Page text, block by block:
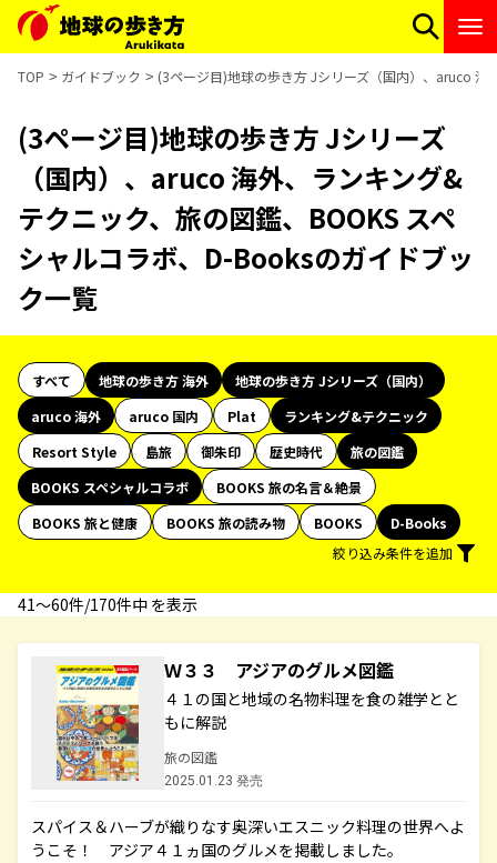
TOP ガイドブック (3ページ目)地球の歩き方 Jシリーズ（国内）、aruco
(3ページ目)地球の歩き方 Jシリーズ
（国内）、aruco 海外、ランキング&
テクニック、旅の図鑑、BOOKS スペ
シャルコラボ、D-Booksのガイドブッ
ク一覧
すべて 地球の歩き方 海外
地球の歩き方 Jシリーズ（国内）
aruco 海外
aruco 国内 Plat
ランキング&テクニック
Resort Style
島旅 御朱印 歴史時代
旅の図鑑
BOOKS スペシャルコラボ
BOOKS 旅の名言＆絶景
BOOKS 旅と健康
BOOKS 旅の読み物 BOOKS
D-Books
絞り込み条件を追加
41〜60件/170件中 を表示
Ｗ３３ アジアのグルメ図鑑
４１の国と地域の名物料理を食の雑学とと
もに解説
旅の図鑑
2025.01.23 発売
スパイス＆ハーブが織りなす奥深いエスニック料理の世界へよ
うこそ！ アジア４１ヵ国のグルメを掲載しました。